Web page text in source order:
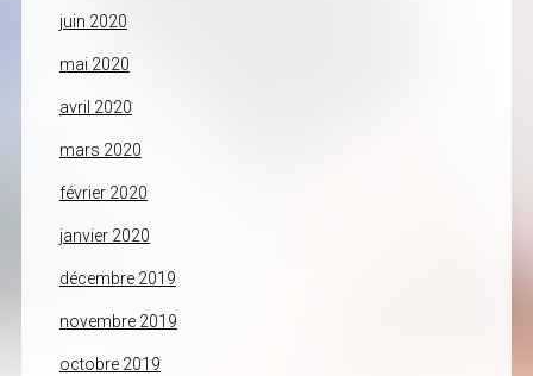
juin 2020
mai 2020
avril 2020
mars 2020
février 2020
janvier 2020
décembre 2019
novembre 2019
octobre 2019